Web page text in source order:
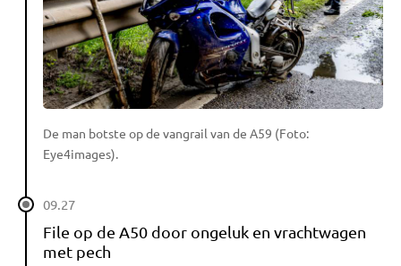
De man botste op de vangrail van de A59 (Foto:
Eye4images).
09.27
File op de A50 door ongeluk en vrachtwagen
met pech